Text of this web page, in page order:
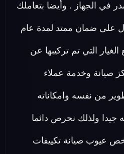
في الجهاز . وأيضا بتعاملك
على ضمان ممتد لمدة عام
التي تم تركيبها عن
صيانة وخدمة عملاء
من نفسه وامكاناته
جيدا ولذلك نحرص دائما
عيوب صيانة تكييفات